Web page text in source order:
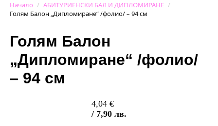
Начало
АБИТУРИЕНСКИ БАЛ И ДИПЛОМИРАНЕ
Голям Балон „Дипломиране“ /фолио/ – 94 см
Голям Балон
„Дипломиране“ /фолио/
– 94 см
4,04 €
/ 7,90 лв.